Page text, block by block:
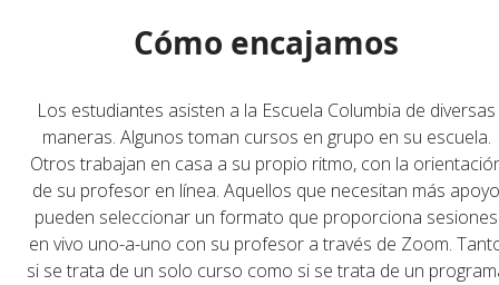
Cómo encajamos
Los estudiantes asisten a la Escuela Columbia de diversas
maneras. Algunos toman cursos en grupo en su escuela.
Otros trabajan en casa a su propio ritmo, con la
de su profesor en línea. Aquellos que necesitan más apoyo
pueden seleccionar un formato que proporciona sesiones
en vivo uno-a-uno con su profesor a través de Zoom.
si se trata de un solo curso como si se trata de un